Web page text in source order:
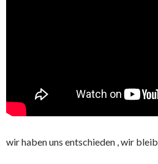
wir haben uns entschieden , wir